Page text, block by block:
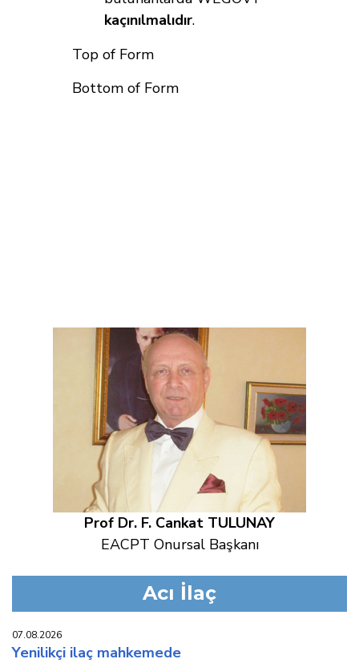
kaçınılmalıdır.
Top of Form
Bottom of Form
Prof Dr. F. Cankat TULUNAY
EACPT Onursal Başkanı
Acı İlaç
07.08.2026
yeni̇li̇kçi̇ i̇laç mahkemede